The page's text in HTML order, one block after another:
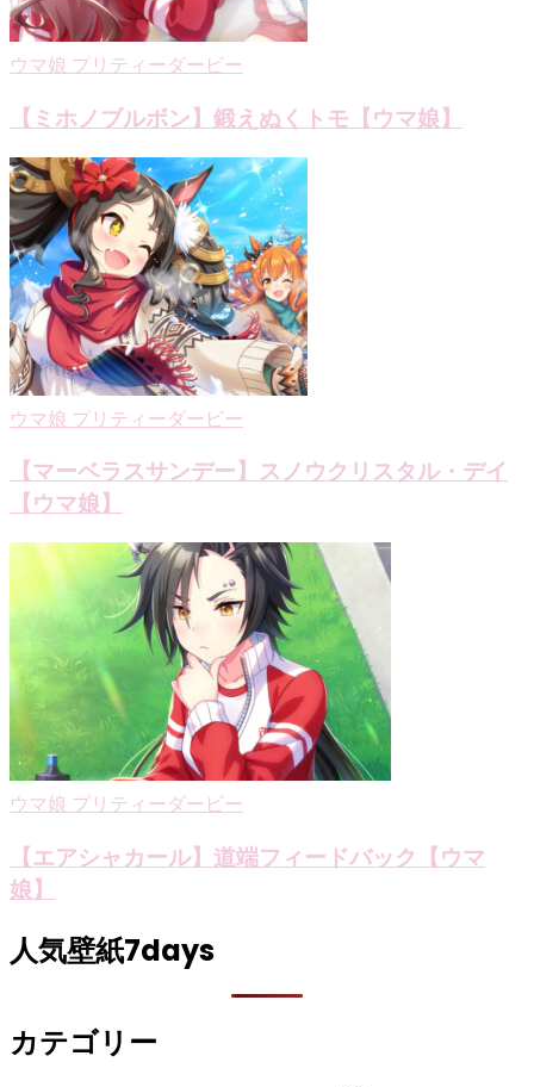
ウマ娘 プリティーダービー
【ミホノブルボン】鍛えぬくトモ【ウマ娘】
ウマ娘 プリティーダービー
【マーベラスサンデー】スノウクリスタル・デイ
【ウマ娘】
ウマ娘 プリティーダービー
【エアシャカール】道端フィードバック【ウマ
娘】
人気壁紙7days
カテゴリー